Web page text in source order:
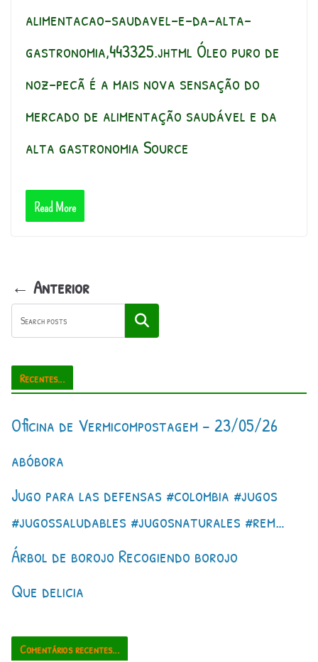
alimentacao-saudavel-e-da-alta-
gastronomia,443325.jhtml Óleo puro de
noz-pecã é a mais nova sensação do
mercado de alimentação saudável e da
alta gastronomia Source
Read More
← Anterior
Pesquisar
Recentes...
Oficina de Vermicompostagem – 23/05/26
abóbora
Jugo para las defensas #colombia #jugos
#jugossaludables #jugosnaturales #rem…
Árbol de borojo Recogiendo borojo
Que delicia
Comentários recentes...